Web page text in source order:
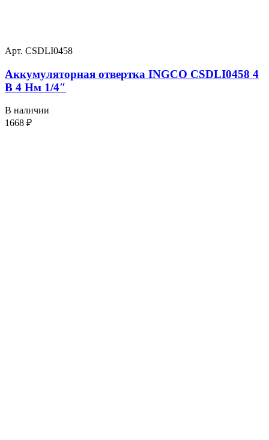
Арт. CSDLI0458
Аккумуляторная отвертка INGCO CSDLI0458 4
В 4 Нм 1/4″
В наличии
1668 ₽